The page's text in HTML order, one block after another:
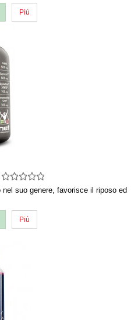
Più
suo genere, favorisce il riposo ed
Più